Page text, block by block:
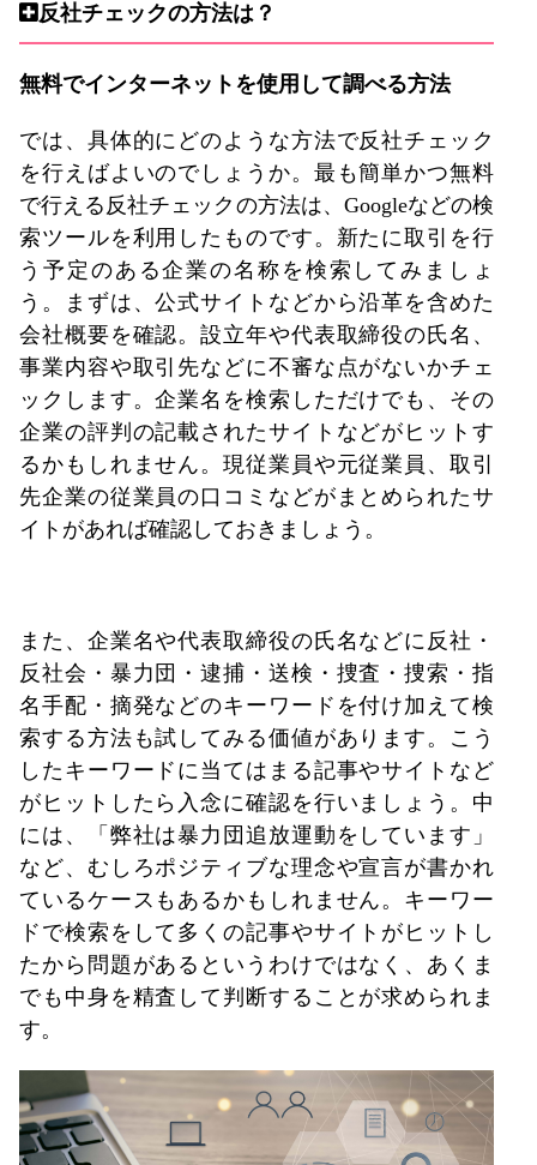
反社チェックの方法は？
無料でインターネットを使用して調べる方法
では、具体的にどのような方法で反社チェック
を行えばよいのでしょうか。最も簡単かつ無料
で行える反社チェックの方法は、Googleなどの検
索ツールを利用したものです。新たに取引を行
う予定のある企業の名称を検索してみましょ
う。まずは、公式サイトなどから沿革を含めた
会社概要を確認。設立年や代表取締役の氏名、
事業内容や取引先などに不審な点がないかチェ
ックします。企業名を検索しただけでも、その
企業の評判の記載されたサイトなどがヒットす
るかもしれません。現従業員や元従業員、取引
先企業の従業員の口コミなどがまとめられたサ
イトがあれば確認しておきましょう。
また、企業名や代表取締役の氏名などに反社・
反社会・暴力団・逮捕・送検・捜査・捜索・指
名手配・摘発などのキーワードを付け加えて検
索する方法も試してみる価値があります。こう
したキーワードに当てはまる記事やサイトなど
がヒットしたら入念に確認を行いましょう。中
には、「弊社は暴力団追放運動をしています」
など、むしろポジティブな理念や宣言が書かれ
ているケースもあるかもしれません。キーワー
ドで検索をして多くの記事やサイトがヒットし
たから問題があるというわけではなく、あくま
でも中身を精査して判断することが求められま
す。